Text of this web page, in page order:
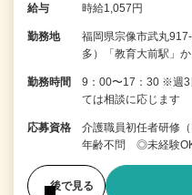
給与 時給1,057円
勤務地
福岡県宗像市武丸
多）「教育大前駅」
勤務時間
9：00〜17：30 ※週3
ては相談に応じます
応募資格
介護職員初任者研修
年齢不問 ◎未経験
後で見る